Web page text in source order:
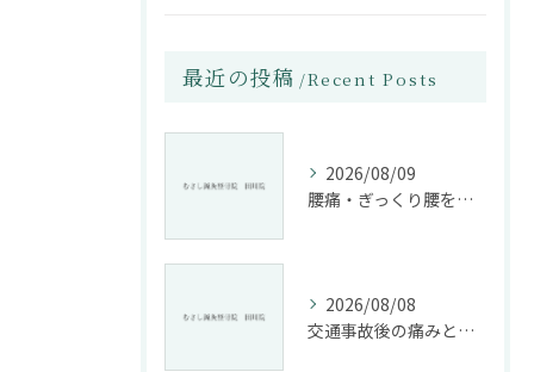
最近の投稿 Recent Posts
2026/08/09
腰痛・ぎっくり腰を根本改善する施術法とは
2026/08/08
交通事故後の痛みと姿勢改善に特化した整骨院の役割